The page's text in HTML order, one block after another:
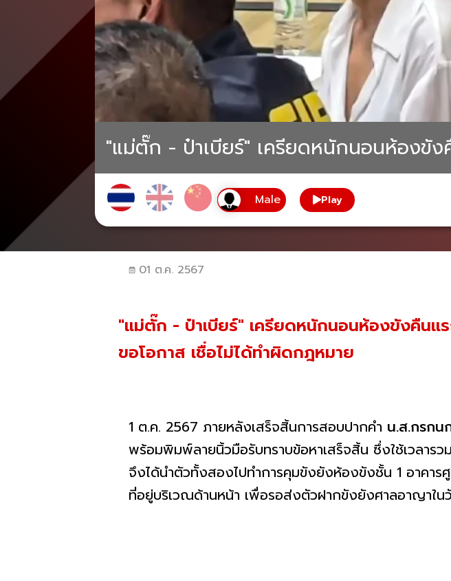
"แม่ตั๊ก - ป๋าเบียร์" เครียดหนักนอนห้องขั
Play
01 ต.ค. 2567
"แม่ตั๊ก - ป๋าเบียร์" เครียดหนักนอนห้องขังคืน
ขอโอกาส เชื่อไม่ได้ทำผิดกฎหมาย
1 ต.ค. 2567 ภายหลังเสร็จสิ้นการสอบปากคำ น.ส.กรก
พร้อมพิมพ์ลายนิ้วมือรับทราบข้อหาเสร็จสิ้น ซึ่งใช้เวลา
จึงได้นำตัวทั้งสองไปทำการคุมขังยังห้องขังชั้น 1 อาคา
ที่อยู่บริเวณด้านหน้า เพื่อรอส่งตัวฝากขังยังศาลอาญาใ